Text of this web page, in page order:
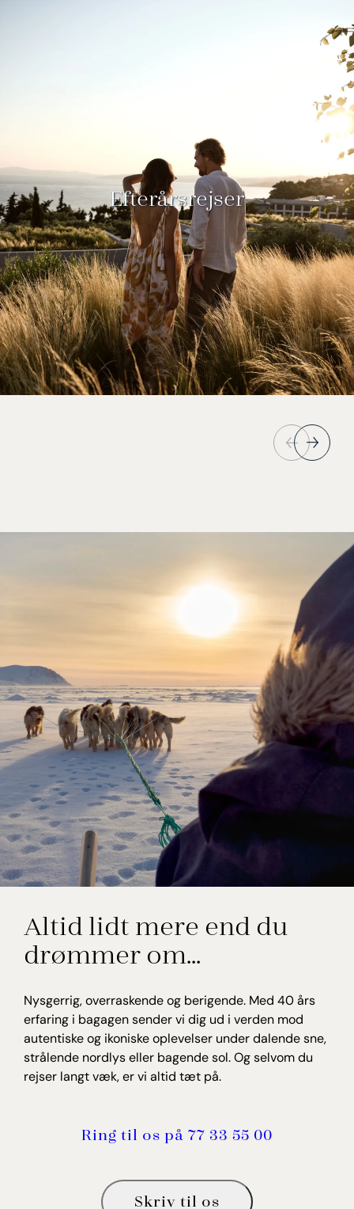
Efterårsrejser
Altid lidt mere end du
drømmer om…
Nysgerrig, overraskende og berigende. Med 40 års
erfaring i bagagen sender vi dig ud i verden mod
autentiske og ikoniske oplevelser under dalende sne,
strålende nordlys eller bagende sol. Og selvom du
rejser langt væk, er vi altid tæt på.
Ring til os på 77 33 55 00
Skriv til os